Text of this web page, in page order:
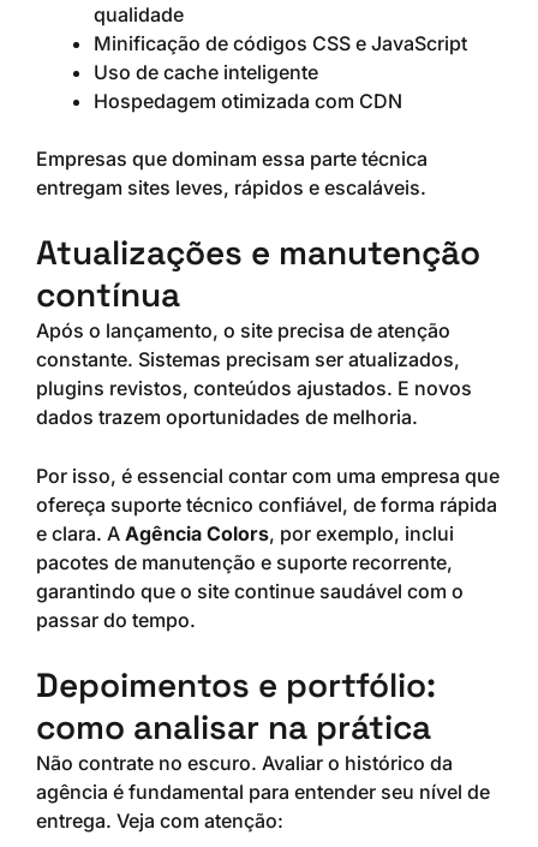
qualidade
Minificação de códigos CSS e JavaScript
Uso de cache inteligente
Hospedagem otimizada com CDN
Empresas que dominam essa parte técnica
entregam sites leves, rápidos e escaláveis.
Atualizações e manutenção
contínua
Após o lançamento, o site precisa de atenção
constante. Sistemas precisam ser atualizados,
plugins revistos, conteúdos ajustados. E novos
dados trazem oportunidades de melhoria.
Por isso, é essencial contar com uma empresa que
ofereça suporte técnico confiável, de forma rápida
e clara. A Agência Colors, por exemplo, inclui
pacotes de manutenção e suporte recorrente,
garantindo que o site continue saudável com o
passar do tempo.
Depoimentos e portfólio:
como analisar na prática
Não contrate no escuro. Avaliar o histórico da
agência é fundamental para entender seu nível de
entrega. Veja com atenção: